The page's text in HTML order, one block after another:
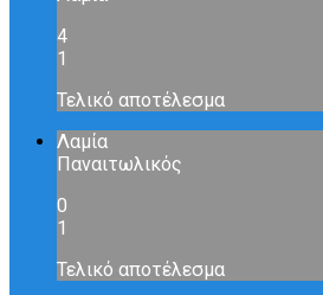
4
1
Τελικό αποτέλεσμα
Λαμία
Παναιτωλικός
0
1
Τελικό αποτέλεσμα